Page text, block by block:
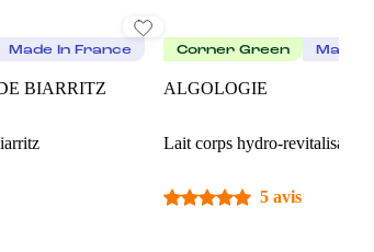
Made In France
BIARRITZ
Corner Green Made
ALGOLOGIE
Lait corps hydro-revitalisant
5 avis